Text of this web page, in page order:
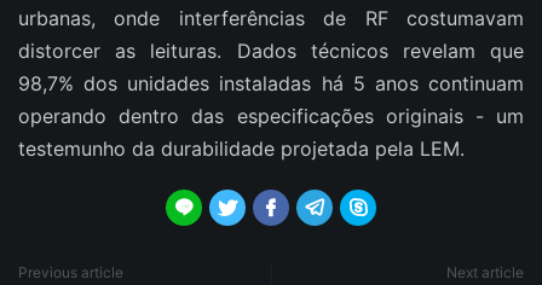
urbanas, onde interferências de RF costumavam
distorcer as leituras. Dados técnicos revelam que
98,7% dos unidades instaladas há 5 anos continuam
operando dentro das especificações originais - um
testemunho da durabilidade projetada pela LEM.
    
Previous article Next article